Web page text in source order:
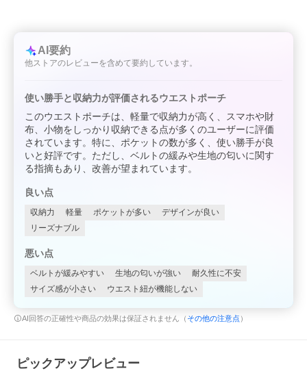
AI要約
他ストアのレビューを含めて要約しています。
使い勝手と収納力が評価されるウエストポーチ
このウエストポーチは、軽量で収納力が高く、スマホや財
布、小物をしっかり収納できる点が多くのユーザーに評価
されています。特に、ポケットの数が多く、使い勝手が良
いと好評です。ただし、ベルトの緩みや生地の匂いに関す
る指摘もあり、改善が望まれています。
良い点
収納力 軽量 ポケットが多い
デザインが良い
リーズナブル
悪い点
ベルトが緩みやすい 生地の匂いが強い
耐久性に不安
サイズ感が小さい
ウエスト紐が機能しない
AI回答の正確性や商品の効果は保証されません（ その他の注意点 ）
ピックアップレビュー